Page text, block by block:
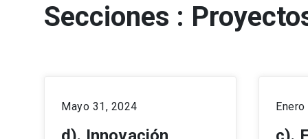
Secciones :
Mayo 31, 2024